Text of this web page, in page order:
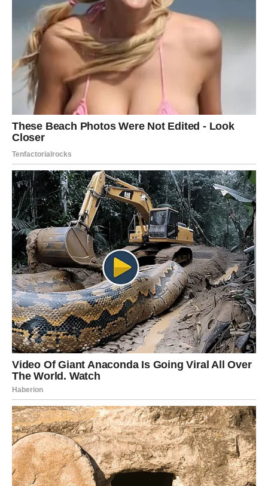
Duša traži ono što zaista zaslužuje
Pred vama su trenuci puni topline i novih emocija.
Ovaj horoskop otkriva pravu istinu mnogim znakovima
Zodijaka, ali posebno će snažne promjene osjetiti Rakovi,
Vage i Ribe kojima sudbina donosi ljubav, istinu i potpuno
novo poglavlje života.
Ovo je period tokom kojeg univerzum pokazuje da više
nema mjesta za iluzije i da prava sreća dolazi tek onda
kada iskreno pogledamo sebe i svoj život.